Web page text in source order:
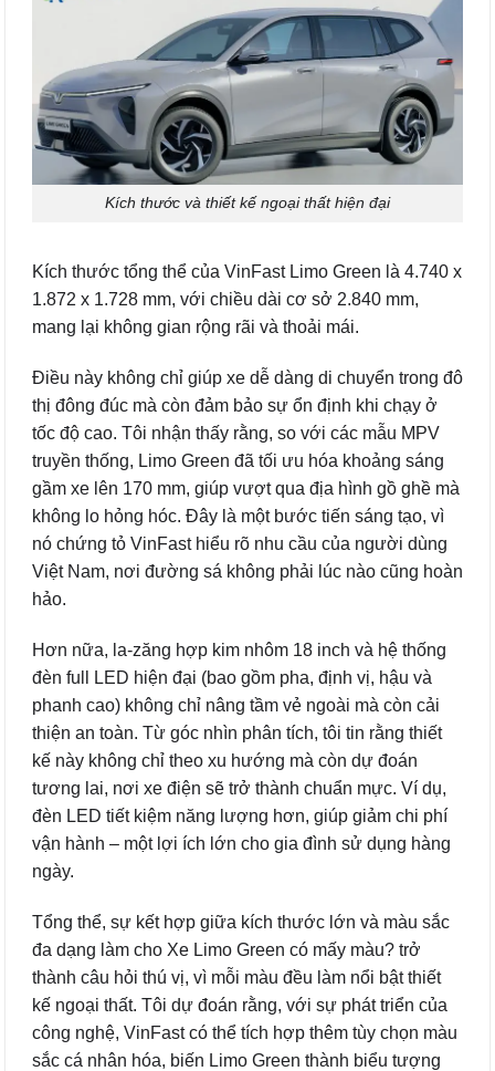
Kích thước và thiết kế ngoại thất hiện đại
Kích thước tổng thể của VinFast Limo Green là 4.740 x
1.872 x 1.728 mm, với chiều dài cơ sở 2.840 mm,
mang lại không gian rộng rãi và thoải mái.
Điều này không chỉ giúp xe dễ dàng di chuyển trong đô
thị đông đúc mà còn đảm bảo sự ổn định khi chạy ở
tốc độ cao. Tôi nhận thấy rằng, so với các mẫu MPV
truyền thống, Limo Green đã tối ưu hóa khoảng sáng
gầm xe lên 170 mm, giúp vượt qua địa hình gồ ghề mà
không lo hỏng hóc. Đây là một bước tiến sáng tạo, vì
nó chứng tỏ VinFast hiểu rõ nhu cầu của người dùng
Việt Nam, nơi đường sá không phải lúc nào cũng hoàn
hảo.
Hơn nữa, la-zăng hợp kim nhôm 18 inch và hệ thống
đèn full LED hiện đại (bao gồm pha, định vị, hậu và
phanh cao) không chỉ nâng tầm vẻ ngoài mà còn cải
thiện an toàn. Từ góc nhìn phân tích, tôi tin rằng thiết
kế này không chỉ theo xu hướng mà còn dự đoán
tương lai, nơi xe điện sẽ trở thành chuẩn mực. Ví dụ,
đèn LED tiết kiệm năng lượng hơn, giúp giảm chi phí
vận hành – một lợi ích lớn cho gia đình sử dụng hàng
ngày.
Tổng thể, sự kết hợp giữa kích thước lớn và màu sắc
đa dạng làm cho Xe Limo Green có mấy màu? trở
thành câu hỏi thú vị, vì mỗi màu đều làm nổi bật thiết
kế ngoại thất. Tôi dự đoán rằng, với sự phát triển của
công nghệ, VinFast có thể tích hợp thêm tùy chọn màu
sắc cá nhân hóa, biến Limo Green thành biểu tượng